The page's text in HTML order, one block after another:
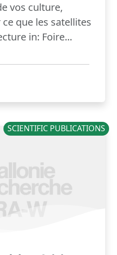
vos culture,
que les satellites
in: Foire...
SCIENTIFIC PUBLICATIONS